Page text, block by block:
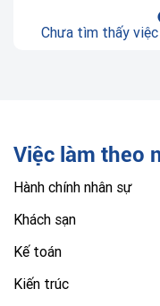
Chưa tìm thấy việc
Việc làm theo
Hành chính nhân sự
Khách sạn
Kế toán
Kiến trúc